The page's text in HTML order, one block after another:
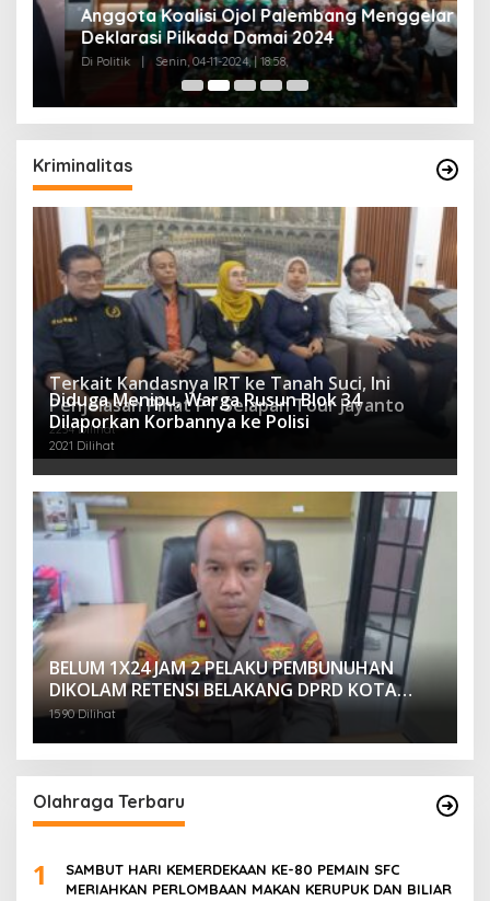
Anggota Koalisi Ojol Palembang Menggelar
Deklarasi Pilkada Damai 2024
Di Politik | Senin, 04-11-2024, | 18:58,
Kriminalitas
Terkait Kandasnya IRT ke Tanah Suci, Ini
Penjelasan Pihat PT Selapan Tour Jayanto
2234 Dilihat
Diduga Menipu, Warga Rusun Blok 34
Dilaporkan Korbannya ke Polisi
2021 Dilihat
BELUM 1X24 JAM 2 PELAKU PEMBUNUHAN
DIKOLAM RETENSI BELAKANG DPRD KOTA
PALEMBANG TELAH DIRINGKUS ANGGOTA
1590 Dilihat
Olahraga Terbaru
1
SAMBUT HARI KEMERDEKAAN KE-80 PEMAIN SFC
MERIAHKAN PERLOMBAAN MAKAN KERUPUK DAN BILIAR